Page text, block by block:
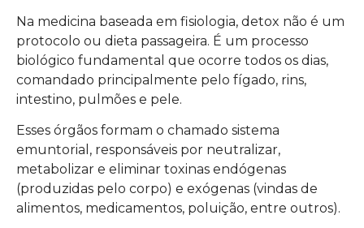
Na medicina baseada em fisiologia, detox não é um
protocolo ou dieta passageira. É um processo
biológico fundamental que ocorre todos os dias,
comandado principalmente pelo fígado, rins,
intestino, pulmões e pele.
Esses órgãos formam o chamado sistema
emuntorial, responsáveis por neutralizar,
metabolizar e eliminar toxinas endógenas
(produzidas pelo corpo) e exógenas (vindas de
alimentos, medicamentos, poluição, entre outros).